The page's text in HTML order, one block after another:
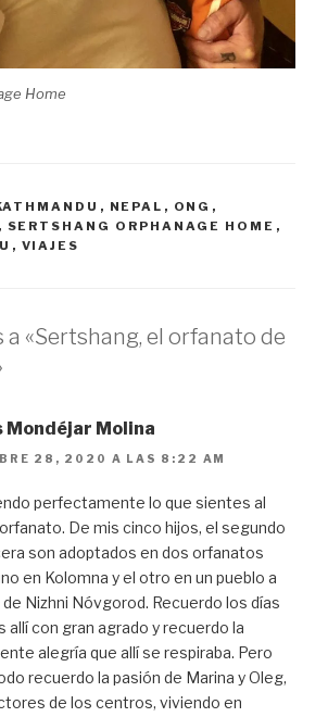
Home
, NEPAL , ONG ,
, SERTSHANG ORPHANAGE HOME ,
, VIAJES
«Sertshang, el orfanato de
Mondéjar Molina
28, 2020 A LAS 8:22 AM
perfectamente lo que sientes al
De mis cinco hijos, el segundo
son adoptados en dos orfanatos
en Kolomna y el otro en un pueblo a
Nizhni Nóvgorod. Recuerdo los días
allí con gran agrado y recuerdo la
alegría que allí se respiraba. Pero
recuerdo la pasión de Marina y Oleg,
de los centros, viviendo en